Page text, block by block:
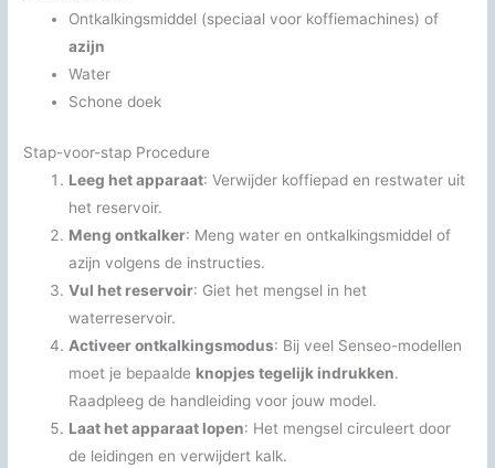
Ontkalkingsmiddel (speciaal voor koffiemachines) of
azijn
Water
Schone doek
Stap-voor-stap Procedure
Leeg het apparaat: Verwijder koffiepad en restwater uit
het reservoir.
Meng ontkalker: Meng water en ontkalkingsmiddel of
azijn volgens de instructies.
Vul het reservoir: Giet het mengsel in het
waterreservoir.
Activeer ontkalkingsmodus: Bij veel Senseo-modellen
moet je bepaalde knopjes tegelijk indrukken.
Raadpleeg de handleiding voor jouw model.
Laat het apparaat lopen: Het mengsel circuleert door
de leidingen en verwijdert kalk.